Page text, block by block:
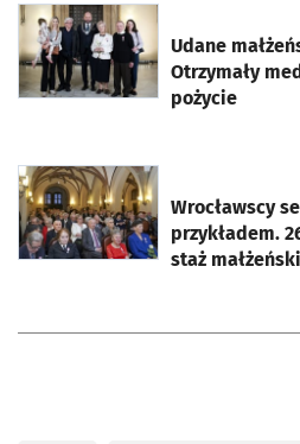
Udane
Otrzymały
pożycie
otworzy się w nowej karcie
Wrocławscy
przykładem.
staż małżeński
otworzy się w nowej karcie